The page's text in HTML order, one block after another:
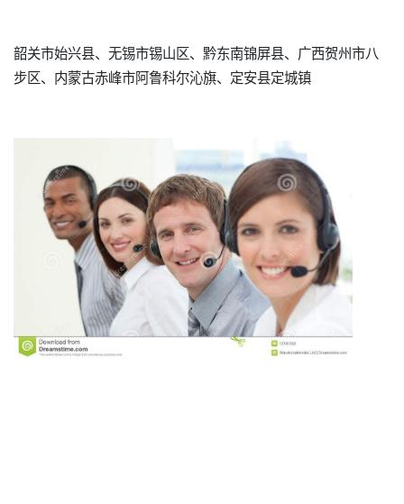
韶关市始兴县、无锡市锡山区、黔东南锦屏县、广西贺州市八
步区、内蒙古赤峰市阿鲁科尔沁旗、定安县定城镇